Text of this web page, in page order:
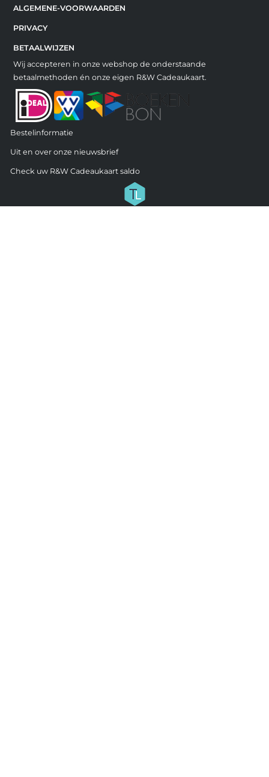
ALGEMENE-VOORWAARDEN
PRIVACY
BETAALWIJZEN
Wij accepteren in onze webshop de onderstaande
betaalmethoden én onze eigen R&W Cadeaukaart.
Bestelinformatie
Uit en over onze nieuwsbrief
Check uw R&W Cadeaukaart saldo